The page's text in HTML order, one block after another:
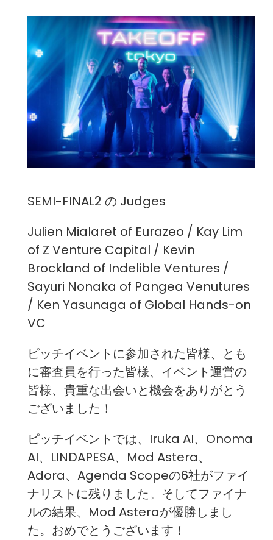
SEMI-FINAL2 の Judges
Julien Mialaret of Eurazeo / Kay Lim
of Z Venture Capital / Kevin
Brockland of Indelible Ventures /
Sayuri Nonaka of Pangea Venutures
/ Ken Yasunaga of Global Hands-on
VC
ピッチイベントに参加された皆様、とも
に審査員を行った皆様、イベント運営の
皆様、貴重な出会いと機会をありがとう
ございました！
ピッチイベントでは、Iruka AI、Onoma
AI、LINDAPESA、Mod Astera、
Adora、Agenda Scopeの6社がファイ
ナリストに残りました。そしてファイナ
ルの結果、Mod Asteraが優勝しまし
た。おめでとうございます！